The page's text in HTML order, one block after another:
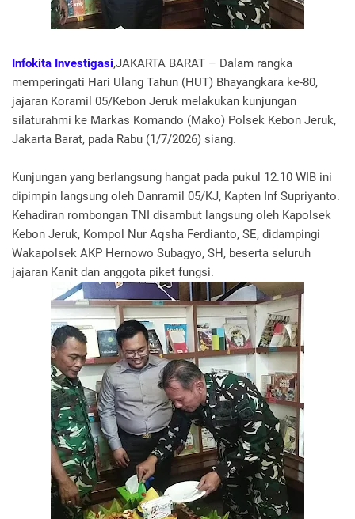
Infokita Investigasi,JAKARTA BARAT – Dalam rangka
memperingati Hari Ulang Tahun (HUT) Bhayangkara ke-80,
jajaran Koramil 05/Kebon Jeruk melakukan kunjungan
silaturahmi ke Markas Komando (Mako) Polsek Kebon Jeruk,
Jakarta Barat, pada Rabu (1/7/2026) siang.
Kunjungan yang berlangsung hangat pada pukul 12.10 WIB ini
dipimpin langsung oleh Danramil 05/KJ, Kapten Inf Supriyanto.
Kehadiran rombongan TNI disambut langsung oleh Kapolsek
Kebon Jeruk, Kompol Nur Aqsha Ferdianto, SE, didampingi
Wakapolsek AKP Hernowo Subagyo, SH, beserta seluruh
jajaran Kanit dan anggota piket fungsi.